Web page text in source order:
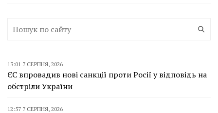
13:01 7 СЕРПНЯ, 2026
ЄС впровадив нові санкції проти Росії у відповідь на
обстріли України
12:57 7 СЕРПНЯ, 2026